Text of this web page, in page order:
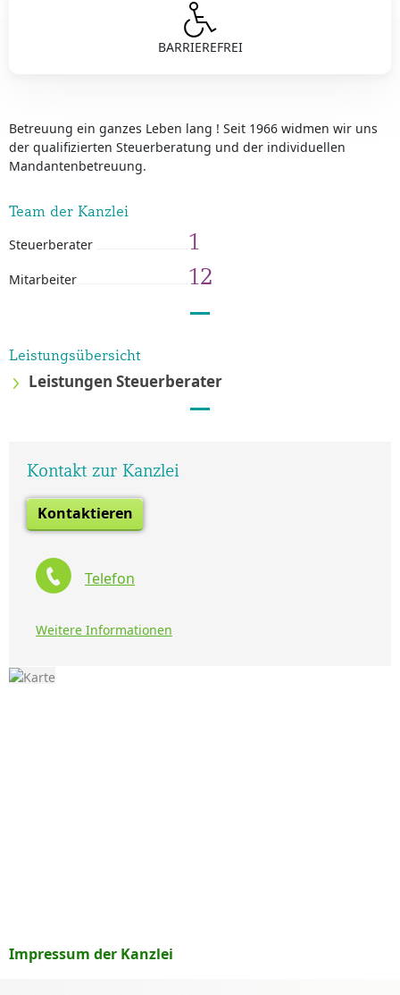
BARRIEREFREI
Betreuung ein ganzes Leben lang ! Seit 1966 widmen wir uns
der qualifizierten Steuerberatung und der individuellen
Mandantenbetreuung.
Team der Kanzlei
Steuerberater 1
Mitarbeiter 12
Leistungsübersicht
Leistungen Steuerberater
Kontakt zur Kanzlei
Kontaktieren
Telefon
Weitere Informationen
Impressum der Kanzlei